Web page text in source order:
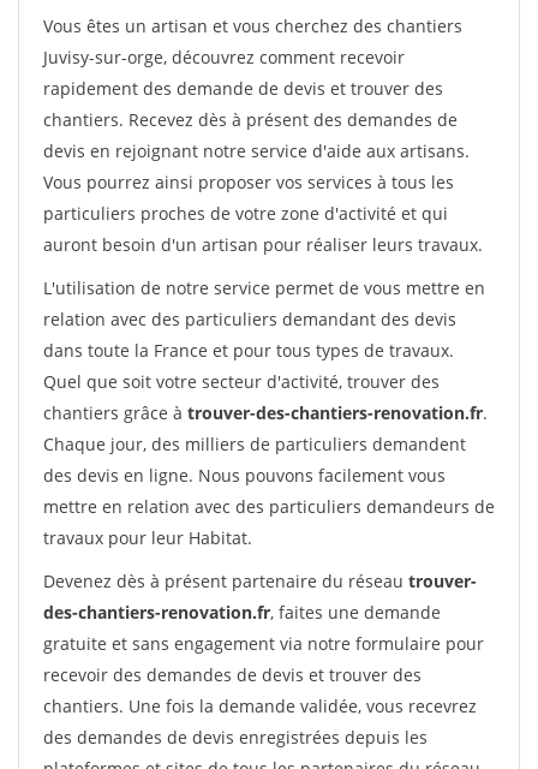
Vous êtes un artisan et vous cherchez des chantiers
Juvisy-sur-orge, découvrez comment recevoir
rapidement des demande de devis et trouver des
chantiers. Recevez dès à présent des demandes de
devis en rejoignant notre service d'aide aux artisans.
Vous pourrez ainsi proposer vos services à tous les
particuliers proches de votre zone d'activité et qui
auront besoin d'un artisan pour réaliser leurs travaux.
L'utilisation de notre service permet de vous mettre en
relation avec des particuliers demandant des devis
dans toute la France et pour tous types de travaux.
Quel que soit votre secteur d'activité, trouver des
chantiers grâce à trouver-des-chantiers-renovation.fr.
Chaque jour, des milliers de particuliers demandent
des devis en ligne. Nous pouvons facilement vous
mettre en relation avec des particuliers demandeurs de
travaux pour leur Habitat.
Devenez dès à présent partenaire du réseau trouver-
des-chantiers-renovation.fr, faites une demande
gratuite et sans engagement via notre formulaire pour
recevoir des demandes de devis et trouver des
chantiers. Une fois la demande validée, vous recevrez
des demandes de devis enregistrées depuis les